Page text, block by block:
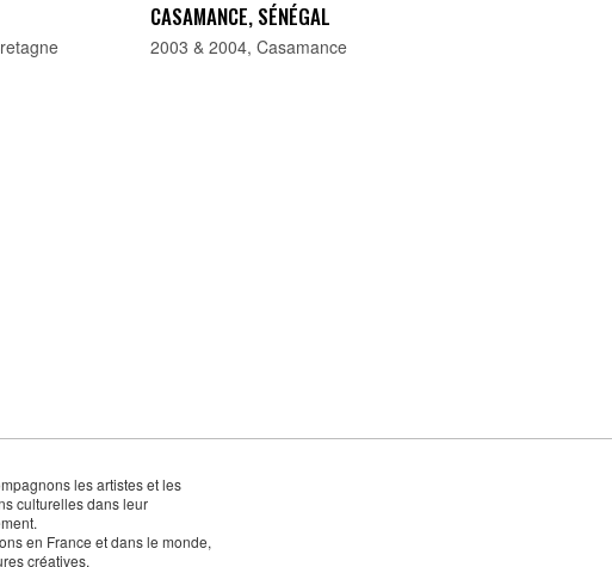
CASAMANCE, SÉNÉGAL
2003 & 2004, Casamance
les artistes et les
culturelles dans leur
en France et dans le monde,
créatives.